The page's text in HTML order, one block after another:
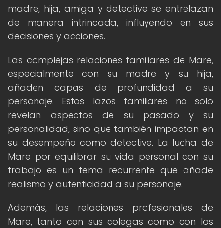
madre, hija, amiga y detective se entrelazan
de manera intrincada, influyendo en sus
decisiones y acciones.
Las complejas relaciones familiares de Mare,
especialmente con su madre y su hija,
añaden capas de profundidad a su
personaje. Estos lazos familiares no solo
revelan aspectos de su pasado y su
personalidad, sino que también impactan en
su desempeño como detective. La lucha de
Mare por equilibrar su vida personal con su
trabajo es un tema recurrente que añade
realismo y autenticidad a su personaje.
Además, las relaciones profesionales de
Mare, tanto con sus colegas como con los